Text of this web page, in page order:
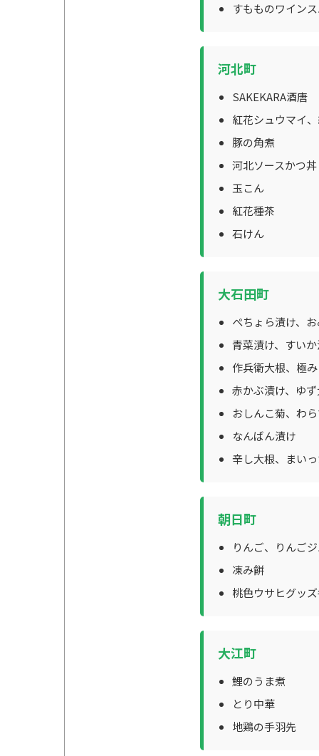
すもものワイン
河北町
SAKEKARA酒唐
紅花シュウマイ
豚の角煮
河北ソースかつ丼
玉こん
紅花種茶
石けん
大石田町
ぺちょら漬け、
青菜漬け、すい
作兵衛大根、極
赤かぶ漬け、ゆ
おしんこ菊、わ
なんばん漬け
辛し大根、まい
朝日町
りんご、りんご
凍み餅
桃色ウサヒグッ
大江町
鯉のうま煮
とり中華
地鶏の手羽先